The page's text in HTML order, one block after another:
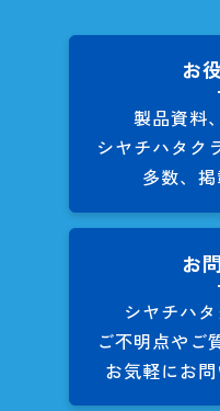
お
製品資料
シヤチハタク
多数、掲
お
シヤチハ
ご不明点やご
お気軽にお問